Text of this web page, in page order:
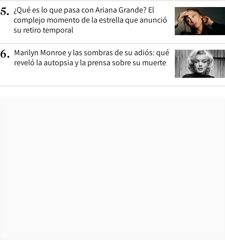
5. ¿Qué es lo que pasa con Ariana Grande? El
complejo momento de la estrella que anunció
su retiro temporal
6. Marilyn Monroe y las sombras de su adiós: qué
reveló la autopsia y la prensa sobre su muerte